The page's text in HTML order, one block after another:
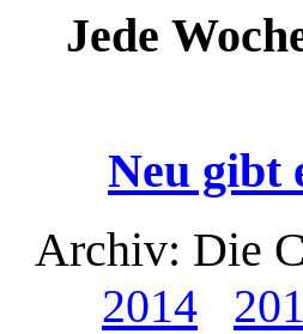
Jede
Neu gibt
Archiv: Die
2014